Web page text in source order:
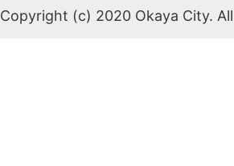
Copyright (c) 2020 Okaya City.